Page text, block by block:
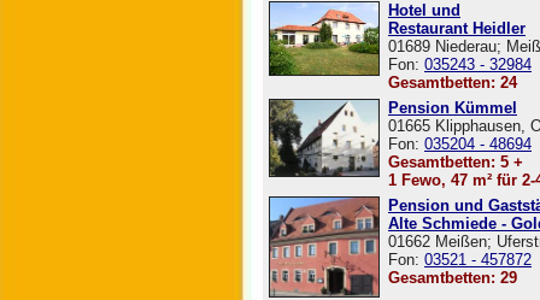
Hotel und
Restaurant Heidler
01689 Niederau;
Fon: 035243 - 32984
Gesamtbetten: 24
Pension Kümmel
01665 Klipphausen,
Fon: 035204 - 48694
Gesamtbetten: 5 +
1 Fewo, 47 m² für 2-
Pension und
Alte Schmiede -
01662 Meißen;
Fon: 03521 - 457872
Gesamtbetten: 29